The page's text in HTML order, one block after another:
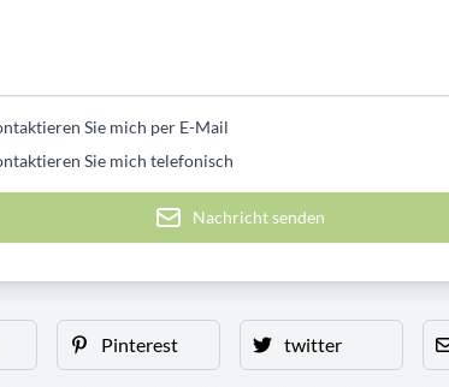
Sie mich per E-Mail
Sie mich telefonisch
Nachricht senden
Pinterest twitter